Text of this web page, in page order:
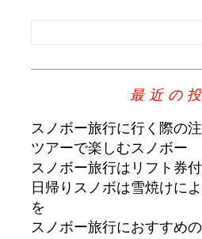
最近の
スノボー旅行に行く際の
ツアーで楽しむスノボー
スノボー旅行はリフト券
日帰りスノボは雪焼けに
を
スノボー旅行におすすめ